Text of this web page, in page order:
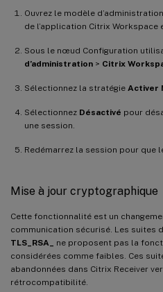
Ouvrez le modèle
de l’application Citrix Workspace
Sous le nœud Configuration
d’administration > Citrix
Sélectionnez la stratégie Activer
Sélectionnez Désactivé pour
une session.
Redémarrez la session pour que
Mise à jour cryptographique
Cette fonctionnalité est un
communication sécurisé. Les suites
TLS_RSA_
ne proposent pas la
considérées comme faibles. Ces
abandonnées dans Citrix Receiver
rétrocompatibilité.